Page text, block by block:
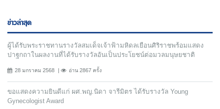
ข่าวล่าสุด
ผู้ได้รับพระราชทานรางวัลสมเด็จเจ้าฟ้ามหิดลเยือนศิริราชพร้อมแสดง
ปาฐกถาในผลงานที่ได้รับรางวัลอันเป็นประโยชน์ต่อมวลมนุษยชาติ
28 มกราคม 2568 อ่าน 2867 ครั้ง
ขอแสดงความยินดีแก่ ผศ.พญ.นิดา จารีมิตร ได้รับรางวัล Young
Gynecologist Award